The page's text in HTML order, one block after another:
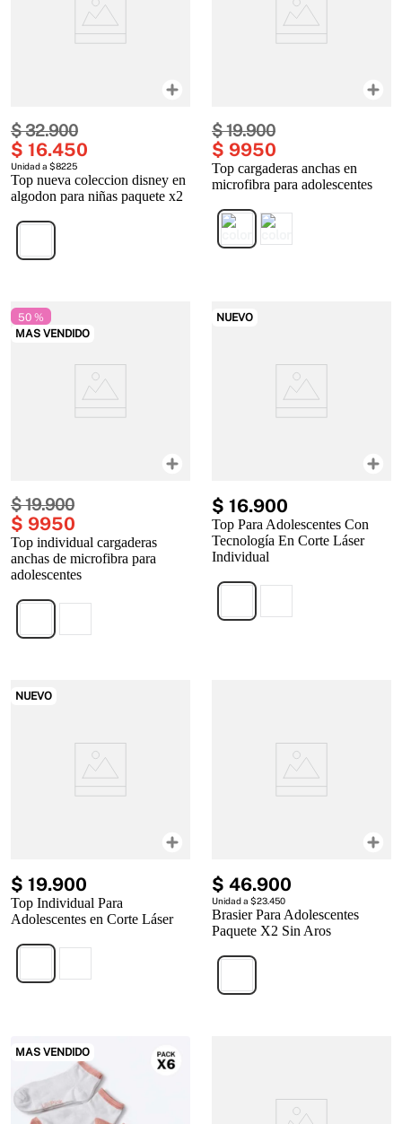
$32.900
$ 16.450
Unidad a $8225
Top nueva coleccion disney en
algodon para niñas paquete x2
$19.900
$ 9950
Top cargaderas anchas en
microfibra para adolescentes
50 %
MAS VENDIDO
$19.900
$ 9950
Top individual cargaderas
anchas de microfibra para
adolescentes
NUEVO
$ 16.900
Top Para Adolescentes Con
Tecnología En Corte Láser
Individual
NUEVO
$ 19.900
Top Individual Para
Adolescentes en Corte Láser
$ 46.900
Unidad a $23.450
Brasier Para Adolescentes
Paquete X2 Sin Aros
MAS VENDIDO